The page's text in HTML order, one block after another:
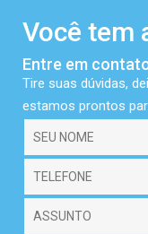
Você tem
Entre em
Tire suas dúvidas,
estamos prontos